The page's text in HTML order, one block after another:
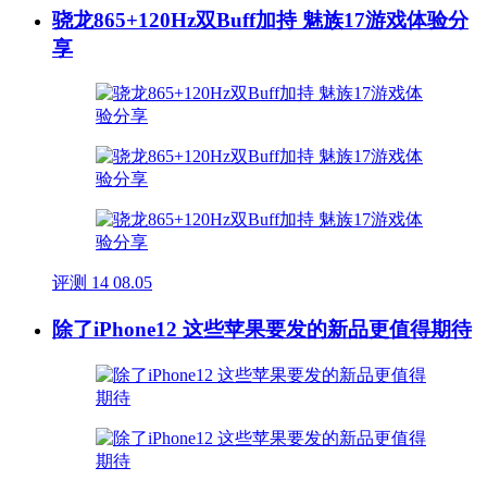
骁龙865+120Hz双Buff加持 魅族17游戏体验分
享
评测 14 08.05
除了iPhone12 这些苹果要发的新品更值得期待